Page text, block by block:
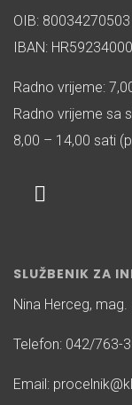
OIB: 80034270503
IBAN:
Radno vrijeme:
Radno vrijeme sa
8,00 – 14,00 sati
SLUŽBENIK ZA
Nina Herceg, mag.
Telefon: 042/763-
Email: